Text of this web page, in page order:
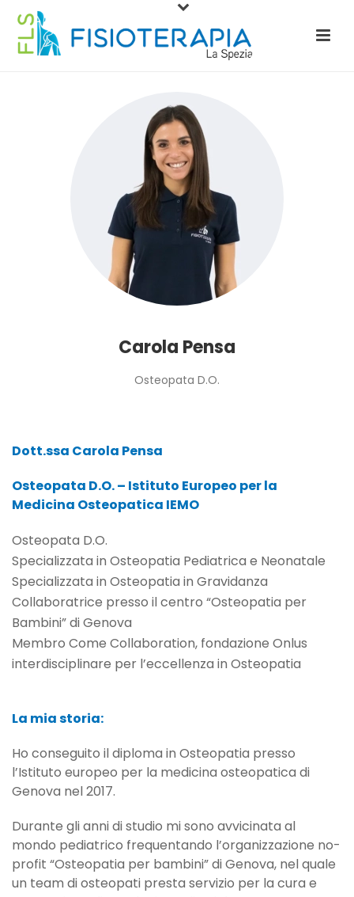
Carola Pensa
Osteopata D.O.
Dott.ssa Carola Pensa
Osteopata D.O. – Istituto Europeo per la
Medicina Osteopatica IEMO
Osteopata D.O.
Specializzata in Osteopatia Pediatrica e Neonatale
Specializzata in Osteopatia in Gravidanza
Collaboratrice presso il centro “Osteopatia per
Bambini” di Genova
Membro Come Collaboration, fondazione Onlus
interdisciplinare per l’eccellenza in Osteopatia
La mia storia:
Ho conseguito il diploma in Osteopatia presso
l’Istituto europeo per la medicina osteopatica di
Genova nel 2017.
Durante gli anni di studio mi sono avvicinata al
mondo pediatrico frequentando l’organizzazione no-
profit “Osteopatia per bambini” di Genova, nel quale
un team di osteopati presta servizio per la cura e